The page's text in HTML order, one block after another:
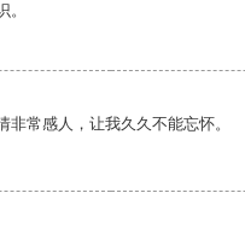
。
非常感人，让我久久不能忘怀。